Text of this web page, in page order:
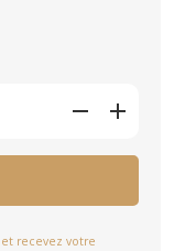
et recevez votre